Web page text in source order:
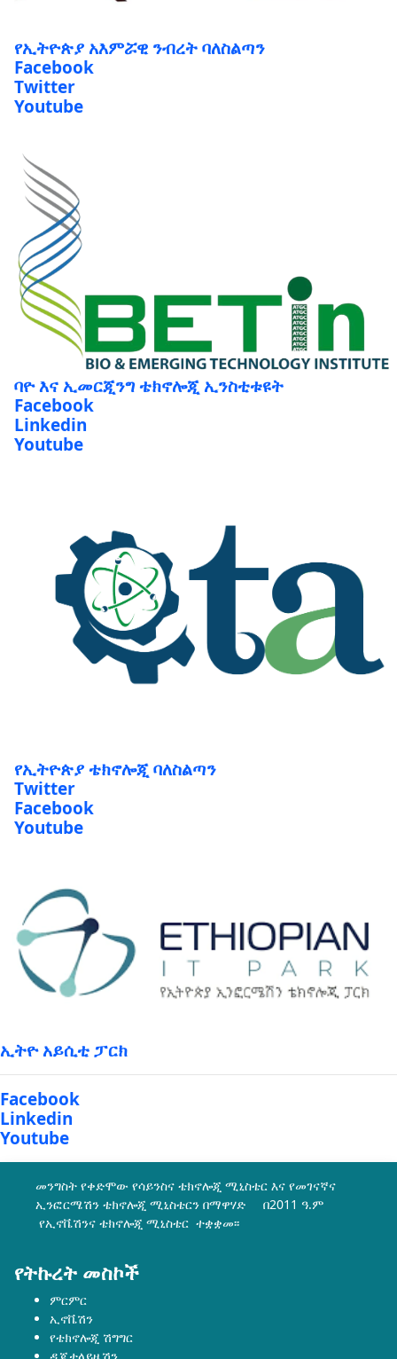
የኢትዮጵያ አእምሯዊ ንብረት ባለስልጣን
Facebook
Twitter
Youtube
ባዮ እና ኢመርጂንግ ቴክኖሎጂ ኢንስቲቱዩት
Facebook
Linkedin
Youtube
የኢትዮጵያ ቴክኖሎጂ ባለስልጣን
Twitter
Facebook
Youtube
ኢትዮ አይሲቲ ፓርክ
Facebook
Linkedin
Youtube
መንግስት የቀድሞው የሳይንስና ቴክኖሎጂ ሚኒስቴር እና የመገናኛና
ኢንፎርሜሽን ቴክኖሎጂ ሚኒስቴርን በማዋሃድ በ2011 ዓ.ም
የኢኖቬሽንና ቴክኖሎጂ ሚኒስቴር ተቋቋመ፡፡
የትኩረት መስኮች
ምርምር
ኢኖቬሽን
የቴክኖሎጂ ሽግግር